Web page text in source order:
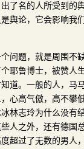
了名的人所受到的
舆论，它会影响我
问题，就是周围不
耶鲁博士，被赞人
道。一般的人，马
心高气傲，高不攀
林志玲为什么没有
人之外，还有德国
超过了无数的男人